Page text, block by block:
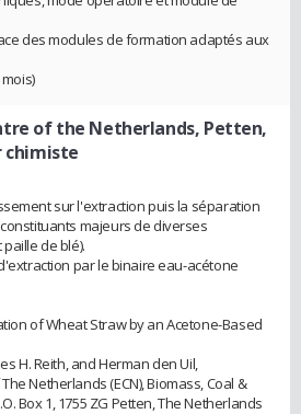
des modules de formation adaptés aux
of the Netherlands, Petten,
chimiste
sur l'extraction puis la séparation
majeurs de diverses
de blé).
par le binaire eau-acétone
of Wheat Straw by an Acetone-Based
H. Reith, and Herman den Uil,
Netherlands (ECN), Biomass, Coal &
Box 1, 1755 ZG Petten, The Netherlands